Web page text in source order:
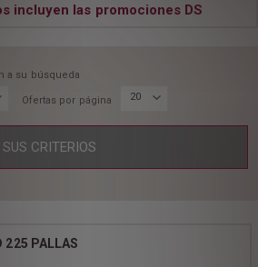
incluyen las promociones DS
a su búsqueda
Ofertas por página 20
SUS CRITERIOS
225 PALLAS